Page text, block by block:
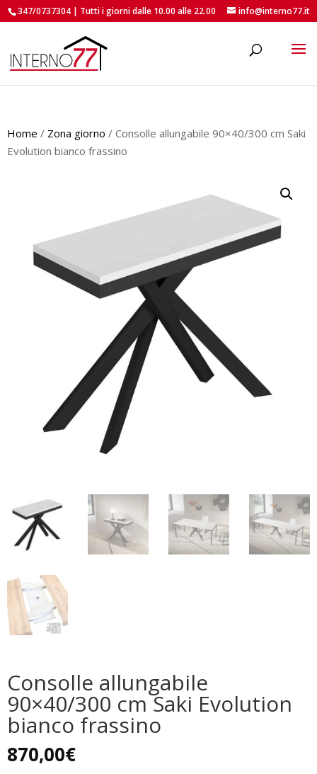
347/0737304 | Tutti i giorni dalle 10.00 alle 22.00 info@interno77.it
Home / Zona giorno / Consolle allungabile 90×40/300 cm Saki
Evolution bianco frassino
Consolle allungabile
90×40/300 cm Saki Evolution
bianco frassino
870,00€